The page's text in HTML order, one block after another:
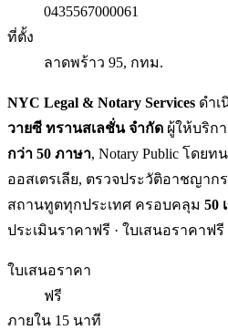
0435567000061
ที่ตั้ง
ลาดพร้าว 95, กทม.
NYC Legal & Notary Services ดำ
วายซี ทรานสเลชั่น จำกัด ผู้ให้บริก
กว่า 50 ภาษา, Notary Public โดย
ออสเตรเลีย, ตรวจประวัติอาชญาก
สถานทูตทุกประเทศ ครอบคลุม 50
ประเมินราคาฟรี · ใบเสนอราคาฟรี
ใบเสนอราคา
ฟรี
ภายใน 15 นาที